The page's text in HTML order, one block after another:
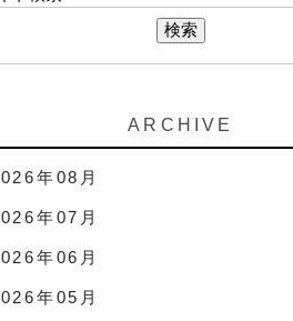
ARCHIVE
年08月
年07月
年06月
年05月